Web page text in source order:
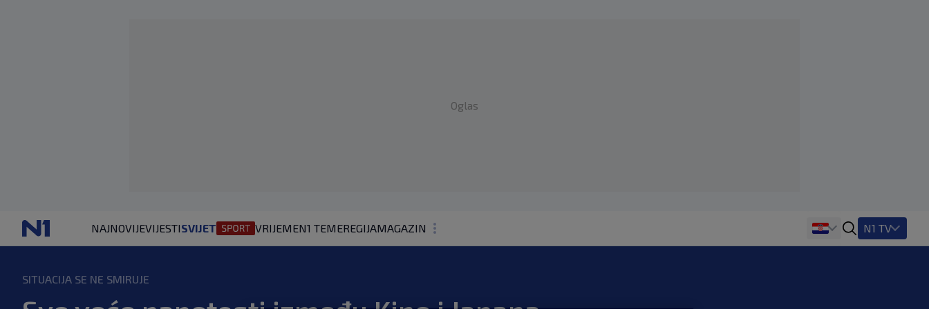
Oglas
NAJNOVIJEVIJESTISVIJET VRIJEMEN1 TEMEREGIJAMAGAZIN
N1 TV
SITUACIJA SE NE SMIRUJE